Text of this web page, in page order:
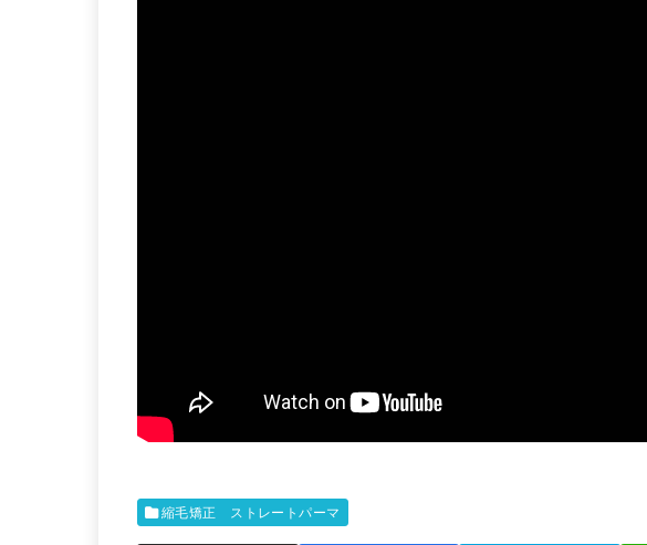
縮毛矯正 ストレートパーマ